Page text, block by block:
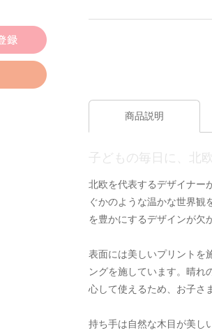
商品説明
子どもの毎日に、北
北欧を代表するデザイナー
ぐかのような温かな世界観
を豊かにするデザインが欠
表面には美しいプリントを
ングを施しています。晴れ
心して使えるため、お子さ
持ち手は自然な木目が美し